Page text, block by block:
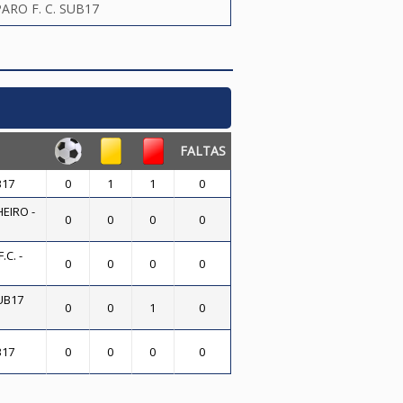
F. C. SUB17
FALTAS
0 1 1 0
-
0 0 0 0
-
0 0 0 0
0 0 1 0
0 0 0 0